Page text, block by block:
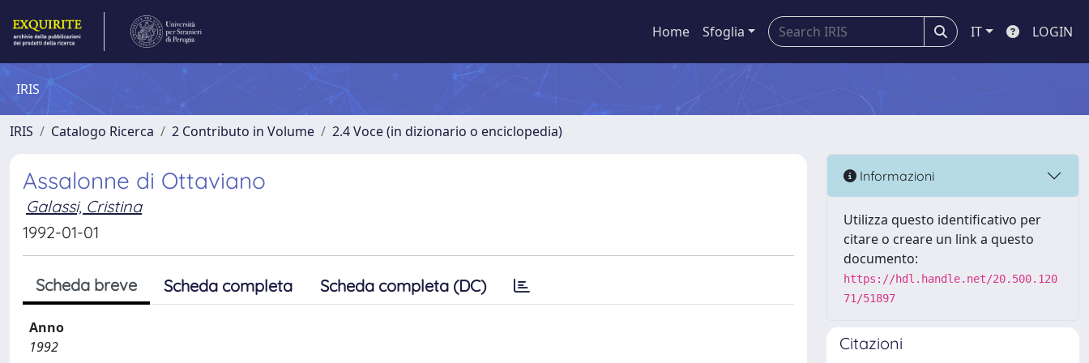
Home Sfoglia IT LOGIN
IRIS
IRIS Catalogo Ricerca 2 Contributo in Volume 2.4 Voce (in dizionario o enciclopedia)
Assalonne di Ottaviano
Galassi, Cristina
1992-01-01
Scheda breve Scheda completa Scheda completa (DC)
Anno
1992
Informazioni
Utilizza questo identificativo per
citare o creare un link a questo
documento:
https://hdl.handle.net/20.500.120
71/51897
Citazioni